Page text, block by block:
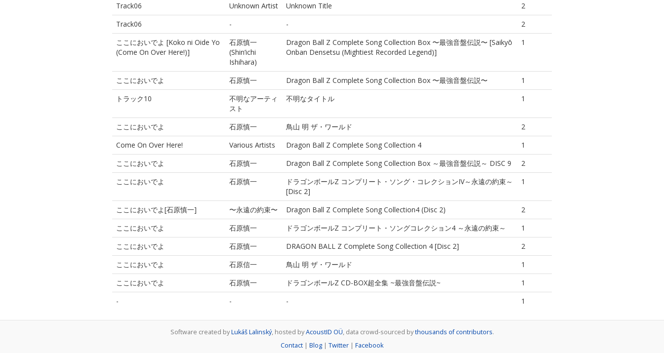
Track06 Unknown Artist Unknown Title
2
Track06
- -
2
ここにおいでよ [Koko ni Oide Yo
(Come On Over Here!)]
石原慎一
(Shin’ichi
Ishihara)
Dragon Ball Z Complete Song Collection Box 〜最強音盤伝説〜 [Saikyō
Onban Densetsu (Mightiest Recorded Legend)]
1
ここにおいでよ 石原慎一 Dragon Ball Z Complete Song Collection Box 〜最強音盤伝説〜
1
トラック10
不明なアーティ
スト
不明なタイトル 1
ここにおいでよ 石原慎一 鳥山 明 ザ・ワールド
2
Come On Over Here!
Various Artists Dragon Ball Z Complete Song Collection 4
1
ここにおいでよ
石原慎一 Dragon Ball Z Complete Song Collection Box ～最強音盤伝説～ DISC 9
2
ここにおいでよ
石原慎一
ドラゴンボールZ コンプリート・ソング・コレクションIV～永遠の約束～
[Disc 2]
1
ここにおいでよ[石原慎一] 〜永遠の約束〜 Dragon Ball Z Complete Song Collection4 (Disc 2)
2
ここにおいでよ
石原慎一 ドラゴンボールZ コンプリート・ソングコレクション4 ～永遠の約束～
1
ここにおいでよ
石原慎一 DRAGON BALL Z Complete Song Collection 4 [Disc 2]
2
ここにおいでよ
石原信一 鳥山 明 ザ・ワールド
1
ここにおいでよ
石原慎一 ドラゴンボールZ CD-BOX超全集 ~最強音盤伝説~
1
-
- - 1
Software created byLukáš Lalinský, hosted byAcoustID OÜ, data crowd-sourced bythousands of contributors.
Contact | Blog | Twitter | Facebook